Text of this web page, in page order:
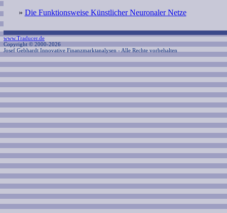
» Die Funktionsweise Künstlicher Neuronaler Netze
www.Traducer.de
Copyright © 2000-2026
Josef Gebhardt Innovative Finanzmarktanalysen - Alle Rechte vorbehalten